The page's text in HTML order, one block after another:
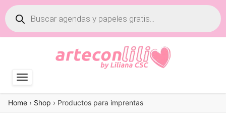
Búsqueda
de
productos
Home › Shop › Productos para imprentas